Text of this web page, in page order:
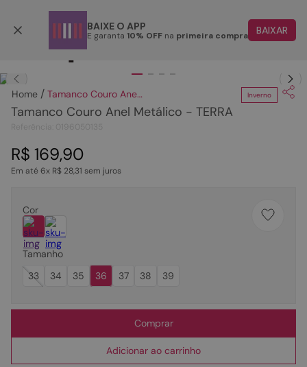
BAIXE O APP
E garanta 10% OFF na primeira compra BAIXAR
Tamanco Couro Anel Metálico - TERRA Inverno
Tamanco Couro Anel Metálico - TERRA
R$ 169,90
Em até6x R$ 28,31 sem juros
Cor
Tamanho
36
38 39
33 34 35 37
Comprar
Adicionar ao carrinho
1º
2º
bota
4º
rasteira
5º
sandalia
bolsa
sapatilha